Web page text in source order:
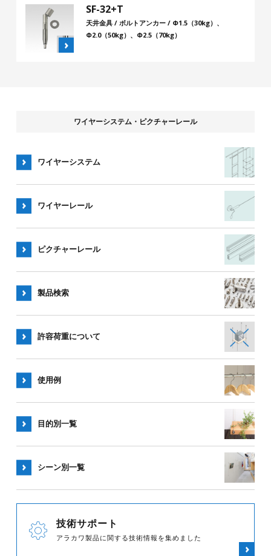
SF-32+T
天井金具 / ボルトアンカー / Φ1.5（30kg）、
Φ2.0（50kg）、Φ2.5（70kg）
ワイヤーシステム・ピクチャーレール
ワイヤーシステム
ワイヤーレール
ピクチャーレール
製品検索
許容荷重について
使用例
目的別一覧
シーン別一覧
技術サポート
アラカワ製品に関する技術情報を集めました